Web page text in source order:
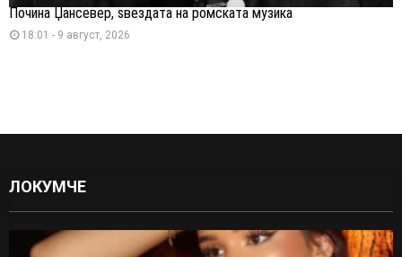
Почина Џансевер, ѕвездата на ромската музика
18:01 - 9 август, 2026
ЛОКУМЧЕ